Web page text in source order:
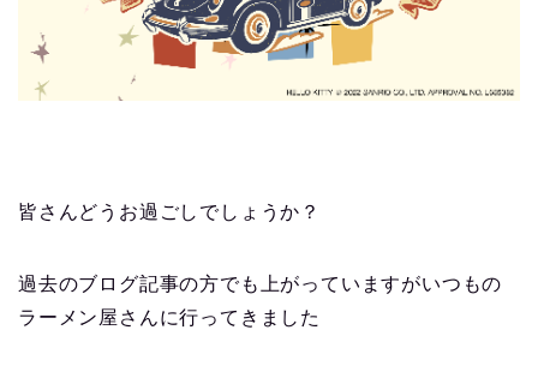
皆さんどうお過ごしでしょうか？
過去のブログ記事の方でも上がっていますがいつもの
ラーメン屋さんに行ってきました